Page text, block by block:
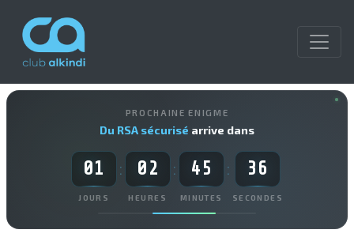
PROCHAINE ENIGME
Du RSA sécurisé arrive dans
01
JOURS
: 02
HEURES
: 45
MINUTES
: 35
SECONDES